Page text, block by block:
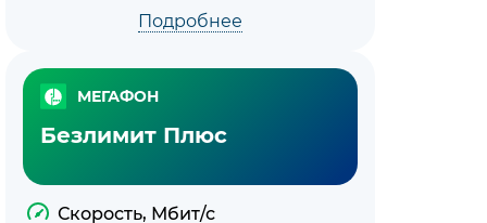
Подробнее
МЕГАФОН
Безлимит Плюс
Скорость, Мбит/с